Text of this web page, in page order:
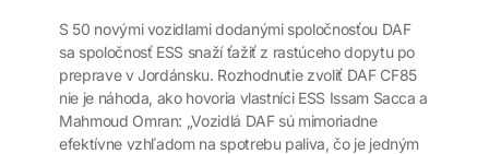
S 50 novými vozidlami dodanými spoločnosťou DAF
sa spoločnosť ESS snaží ťažiť z rastúceho dopytu po
preprave v Jordánsku. Rozhodnutie zvoliť DAF CF85
nie je náhoda, ako hovoria vlastníci ESS Issam Sacca a
Mahmoud Omran: „Vozidlá DAF sú mimoriadne
efektívne vzhľadom na spotrebu paliva, čo je jedným